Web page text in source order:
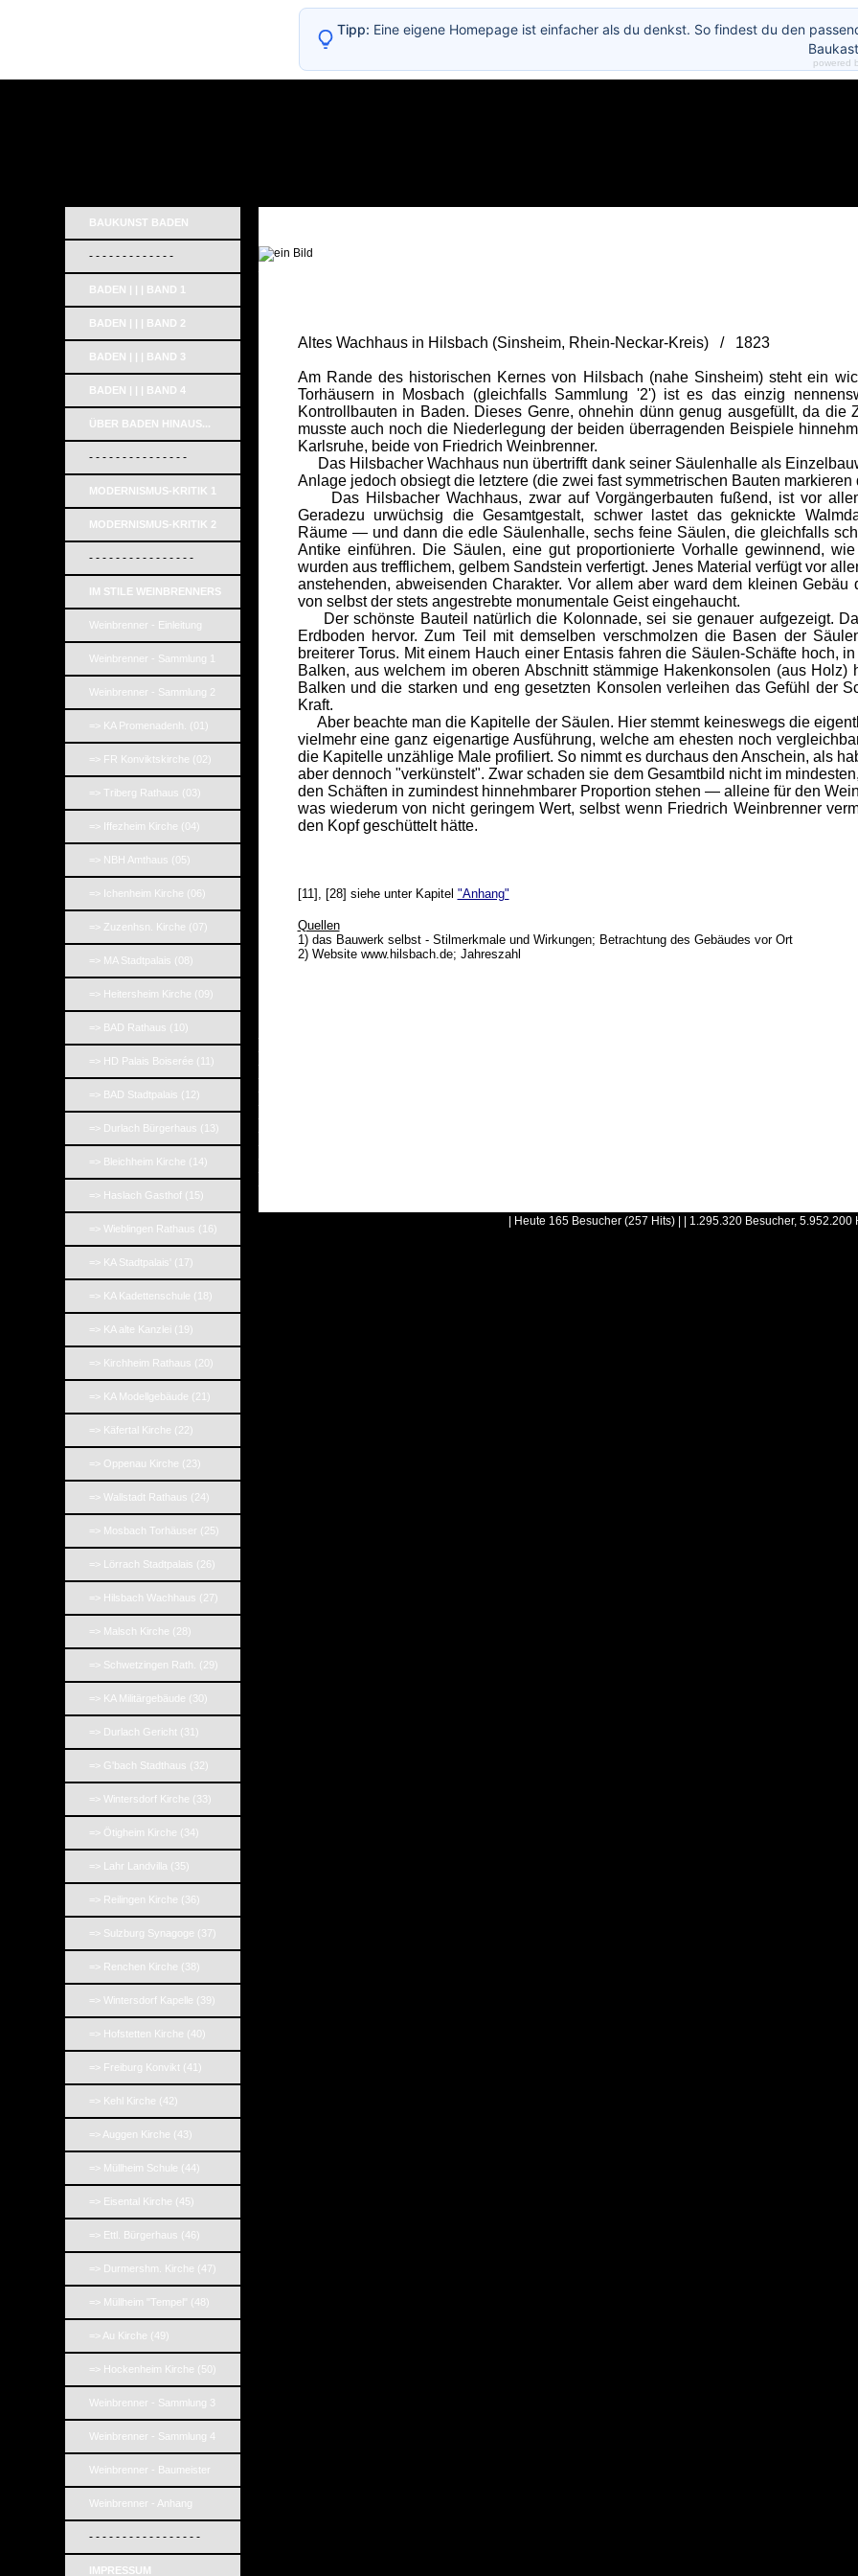
BAUKUNST BADEN
- - - - - - - - - - - - -
BADEN | | | BAND 1
BADEN | | | BAND 2
BADEN | | | BAND 3
BADEN | | | BAND 4
ÜBER BADEN HINAUS...
- - - - - - - - - - - - - - -
MODERNISMUS-KRITIK 1
MODERNISMUS-KRITIK 2
- - - - - - - - - - - - - - - -
IM STILE WEINBRENNERS
Weinbrenner - Einleitung
Weinbrenner - Sammlung 1
Weinbrenner - Sammlung 2
=> KA Promenadenh. (01)
=> FR Konviktskirche (02)
=> Triberg Rathaus (03)
=> Iffezheim Kirche (04)
=> NBH Amthaus (05)
=> Ichenheim Kirche (06)
=> Zuzenhsn. Kirche (07)
=> MA Stadtpalais (08)
=> Heitersheim Kirche (09)
=> BAD Rathaus (10)
=> HD Palais Boiserée (11)
=> BAD Stadtpalais (12)
=> Durlach Bürgerhaus (13)
=> Bleichheim Kirche (14)
=> Haslach Gasthof (15)
=> Wieblingen Rathaus (16)
=> KA Stadtpalais' (17)
=> KA Kadettenschule (18)
=> KA alte Kanzlei (19)
=> Kirchheim Rathaus (20)
=> KA Modellgebäude (21)
=> Käfertal Kirche (22)
=> Oppenau Kirche (23)
=> Wallstadt Rathaus (24)
=> Mosbach Torhäuser (25)
=> Lörrach Stadtpalais (26)
=> Hilsbach Wachhaus (27)
=> Malsch Kirche (28)
=> Schwetzingen Rath. (29)
=> KA Militärgebäude (30)
=> Durlach Gericht (31)
=> G'bach Stadthaus (32)
=> Wintersdorf Kirche (33)
=> Ötigheim Kirche (34)
=> Lahr Landvilla (35)
=> Reilingen Kirche (36)
=> Sulzburg Synagoge (37)
=> Renchen Kirche (38)
=> Wintersdorf Kapelle (39)
=> Hofstetten Kirche (40)
=> Freiburg Konvikt (41)
=> Kehl Kirche (42)
=> Auggen Kirche (43)
=> Müllheim Schule (44)
=> Eisental Kirche (45)
=> Ettl. Bürgerhaus (46)
=> Durmershm. Kirche (47)
=> Müllheim "Tempel" (48)
=> Au Kirche (49)
=> Hockenheim Kirche (50)
Weinbrenner - Sammlung 3
Weinbrenner - Sammlung 4
Weinbrenner - Baumeister
Weinbrenner - Anhang
- - - - - - - - - - - - - - - - -
IMPRESSUM
Altes Wachhaus in Hilsbach (Sinsheim, Rhein-Neckar-Kreis) / 1823
Am Rande des historischen Kernes von Hilsbach (nahe Sinsheim) steht ein
Torhäusern in Mosbach (gleichfalls Sammlung '2') ist es das einzig
Kontrollbauten in Baden. Dieses Genre, ohnehin dünn genug ausgefüllt, da
musste auch noch die Niederlegung der beiden überragenden Beispiele
Karlsruhe, beide von Friedrich Weinbrenner.
Das Hilsbacher Wachhaus nun übertrifft dank seiner Säulenhalle als
Anlage jedoch obsiegt die letztere (die zwei fast symmetrischen Bauten
Das Hilsbacher Wachhaus, zwar auf Vorgängerbauten fußend, ist vor
Geradezu urwüchsig die Gesamtgestalt, schwer lastet das geknickte
Räume — und dann die edle Säulenhalle, sechs feine Säulen, die gleichfalls
Antike einführen. Die Säulen, eine gut proportionierte Vorhalle gewinnend,
wurden aus trefflichem, gelbem Sandstein verfertigt. Jenes Material verfügt vor
anstehenden, abweisenden Charakter. Vor allem aber ward dem kleinen
von selbst der stets angestrebte monumentale Geist eingehaucht.
Der schönste Bauteil natürlich die Kolonnade, sei sie genauer aufgezeigt.
Erdboden hervor. Zum Teil mit demselben verschmolzen die Basen der
breiterer Torus. Mit einem Hauch einer Entasis fahren die Säulen-Schäfte hoch,
Balken, aus welchem im oberen Abschnitt stämmige Hakenkonsolen (aus
Balken und die starken und eng gesetzten Konsolen verleihen das Gefühl der
Kraft.
Aber beachte man die Kapitelle der Säulen. Hier stemmt keineswegs die
vielmehr eine ganz eigenartige Ausführung, welche am ehesten noch
die Kapitelle unzählige Male profiliert. So nimmt es durchaus den Anschein, als
aber dennoch "verkünstelt". Zwar schaden sie dem Gesamtbild nicht im
den Schäften in zumindest hinnehmbarer Proportion stehen — alleine für den
was wiederum von nicht geringem Wert, selbst wenn Friedrich Weinbrenner
den Kopf geschüttelt hätte.
[11], [28] siehe unter Kapitel "Anhang"
Quellen
1) das Bauwerk selbst - Stilmerkmale und Wirkungen; Betrachtung des Gebäudes vor Ort
2) Website www.hilsbach.de; Jahreszahl
| Heute 165 Besucher (257 Hits) | | 1.295.320 Besucher, 5.952.200
Tipp: Eine eigene Homepage ist einfacher als du denkst. So findest du den
powered